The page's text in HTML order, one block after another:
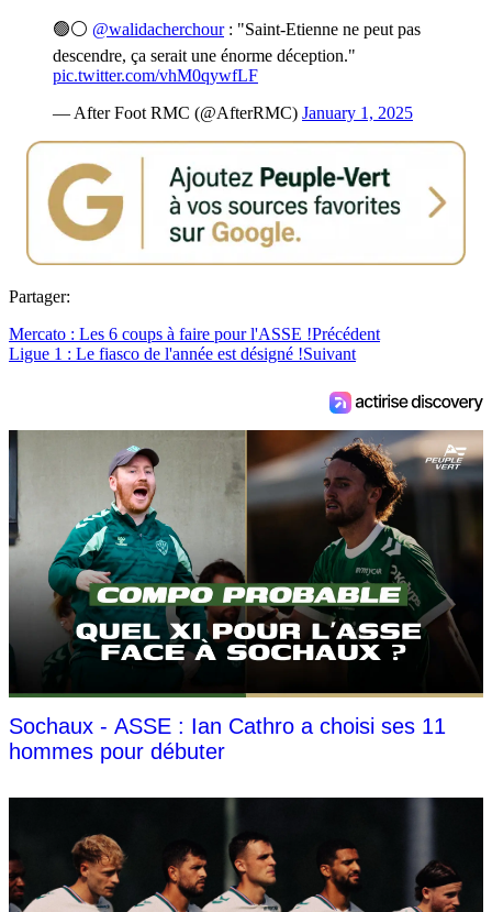
🟢⚪ @walidacherchour: "Saint-Etienne ne peut pas
descendre, ça serait une énorme déception."
pic.twitter.com/vhM0qywfLF
— After Foot RMC (@AfterRMC) January 1, 2025
Partager:
Mercato : Les 6 coups à faire pour l'ASSE !Précédent
Ligue 1 : Le fiasco de l'année est désigné !Suivant
Sochaux - ASSE : Ian Cathro a choisi ses 11
hommes pour débuter